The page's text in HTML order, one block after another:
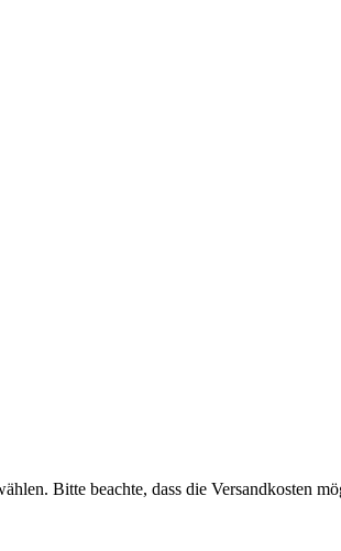
Bitte beachte, dass die Versandkosten